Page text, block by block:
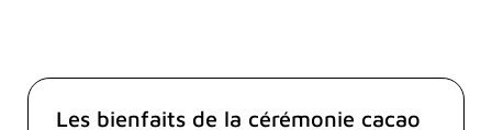
Les bienfaits de la cérémonie cacao